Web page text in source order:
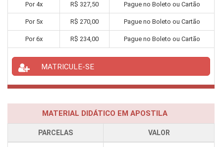
Por4x R$ 327,50 Pague no Boleto ou Cartão
Por 5x R$ 270,00 Pague no Boleto ou Cartão
Por6x R$ 234,00 Pague no Boleto ou Cartão
MATRICULE-SE
MATERIAL DIDÁTICO EM APOSTILA
PARCELAS VALOR